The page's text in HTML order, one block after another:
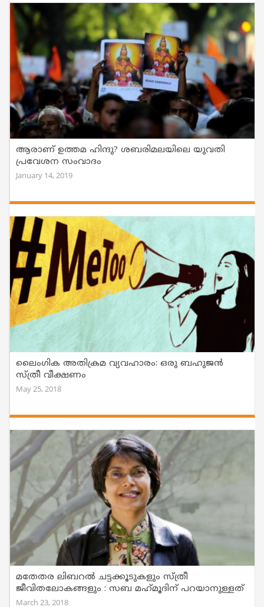
ആരാണ് ഉത്തമ ഹിന്ദു? ശബരിമലയിലെ യുവതി
പ്രവേശന സംവാദം
January 14, 2019
ലൈംഗിക അതിക്രമ വ്യവഹാരം: ഒരു ബഹുജന്‍
സ്ത്രീ വീക്ഷണം
May 25, 2018
മതേതര ലിബറല്‍ ചട്ടക്കൂടുകളും സ്ത്രീ
ജീവിതലോകങ്ങളും : സബ മഹ്‌മൂദിന്‌ പറയാനുള്ളത്
March 23, 2018